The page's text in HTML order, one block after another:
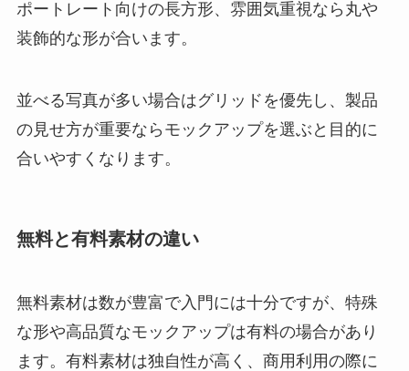
ポートレート向けの長方形、雰囲気重視なら丸や
装飾的な形が合います。
並べる写真が多い場合はグリッドを優先し、製品
の見せ方が重要ならモックアップを選ぶと目的に
合いやすくなります。
無料と有料素材の違い
無料素材は数が豊富で入門には十分ですが、特殊
な形や高品質なモックアップは有料の場合があり
ます。有料素材は独自性が高く、商用利用の際に